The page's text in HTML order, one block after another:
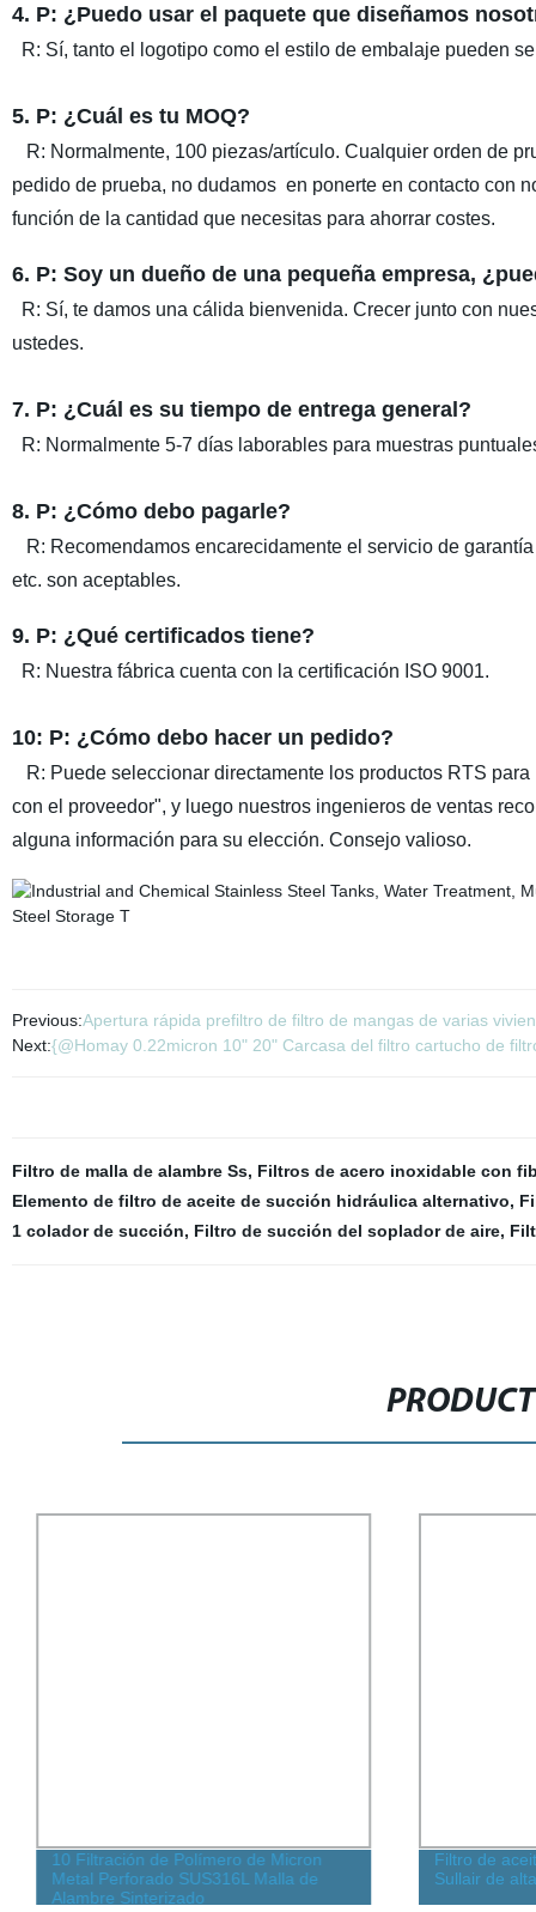
4. P: ¿Puedo usar el paquete que diseñamos
R: Sí, tanto el logotipo como el estilo de embalaje pueden
5. P: ¿Cuál es tu MOQ?
R: Normalmente, 100 piezas/artículo. Cualquier orden de
pedido de prueba, no dudamos en ponerte en contacto con
función de la cantidad que necesitas para ahorrar costes.
6. P: Soy un dueño de una pequeña empresa,
R: Sí, te damos una cálida bienvenida. Crecer junto con
ustedes.
7. P: ¿Cuál es su tiempo de entrega general?
R: Normalmente 5-7 días laborables para muestras
8. P: ¿Cómo debo pagarle?
R: Recomendamos encarecidamente el servicio de
etc. son aceptables.
9. P: ¿Qué certificados tiene?
R: Nuestra fábrica cuenta con la certificación ISO 9001.
10: P: ¿Cómo debo hacer un pedido?
R: Puede seleccionar directamente los productos RTS
con el proveedor", y luego nuestros ingenieros de ventas
alguna información para su elección. Consejo valioso.
Previous:Apertura rápida prefiltro de filtro de mangas de varias
Next:{@Homay 0.22micron 10" 20" Carcasa del filtro cartucho de
Filtro de malla de alambre Ss, Filtros de acero inoxidable con
Elemento de filtro de aceite de succión hidráulica alternativo,
1 colador de succión, Filtro de succión del soplador de aire,
10 Filtración de Polímero de Micron
Metal Perforado SUS316L Malla de
Alambre Sinterizado
Filtro de
Sullair de